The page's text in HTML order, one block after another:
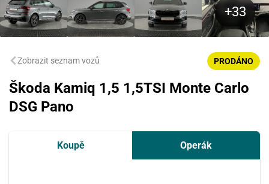
Zobrazit seznam vozů PRODÁNO
Škoda Kamiq 1,5 1,5TSI Monte Carlo
DSG Pano
Koupě Operák